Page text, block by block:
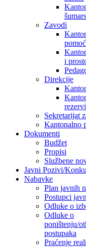
Zavodi
pomoć
i
Direkcije
rezervi
Sekretarijat
Kantonalno
Dokumenti
Budžet
Propisi
Službene
Javni Pozivi/
Nabavke
Plan javnih
Postupci
Odluke o
Odluke o
poništenju/
postupaka
Praćenje